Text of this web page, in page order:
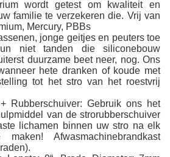
wordt getest om kwaliteit en
familie te verzekeren die. Vrij van
Mercury, PBBs
jonge geitjes en peuters toe
niet tanden die siliconebouw
duurzame beet neer, nog. Ons
hete dranken of koude met
tot het stro van het roestvrij
Rubberschuiver: Gebruik ons het
van de strorubberschuiver
lichamen binnen uw stro na elk
Afwasmachinebrandkast